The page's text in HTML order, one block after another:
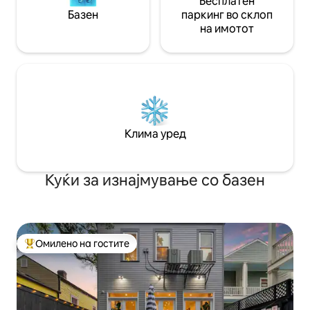
Базен
паркинг во склоп
на имотот
Клима уред
Куќи за изнајмување со базен
Меѓу најуспешните „Омилени на гостите“
Омилено на гостите